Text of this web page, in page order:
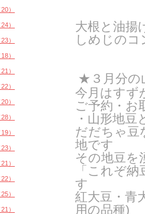
大根と油揚
しめじの
★３月分の
今月はすず
ご予約・お
・山形地
だだちゃ豆
地です
その地豆を
「これぞ
す
紅大豆・青
用の品種)
）
）
）
）
）
）
）
）
）
）
）
）
）
）